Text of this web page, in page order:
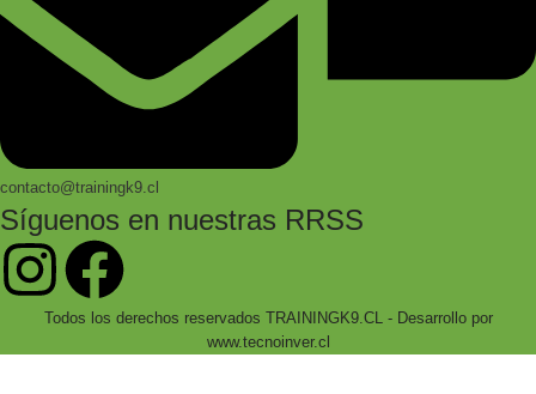
contacto@trainingk9.cl
Síguenos en nuestras RRSS
Todos los derechos reservados TRAININGK9.CL - Desarrollo por
www.tecnoinver.cl